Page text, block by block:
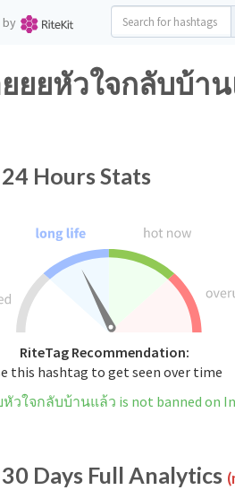
by
ยยหัวใจกลับบ้า
Hours Stats
RiteTag Recommendation:
this hashtag to get seen over time
วใจกลับบ้านแล้ว is not banned on
Days Full Analytics